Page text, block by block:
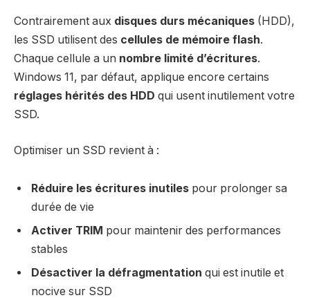
Contrairement aux disques durs mécaniques (HDD),
les SSD utilisent des cellules de mémoire flash.
Chaque cellule a un nombre limité d’écritures.
Windows 11, par défaut, applique encore certains
réglages hérités des HDD qui usent inutilement votre
SSD.
Optimiser un SSD revient à :
Réduire les écritures inutiles pour prolonger sa
durée de vie
Activer TRIM pour maintenir des performances
stables
Désactiver la défragmentation qui est inutile et
nocive sur SSD